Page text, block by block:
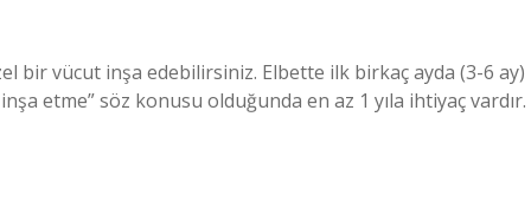
bir vücut inşa edebilirsiniz. Elbette ilk birkaç ayda (3-6 ay)
etme” söz konusu olduğunda en az 1 yıla ihtiyaç vardır.